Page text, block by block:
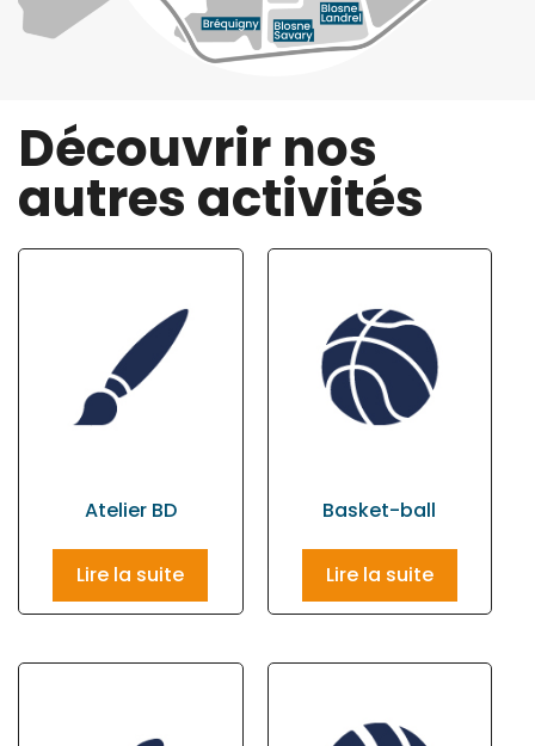
Découvrir nos
autres activités
Atelier BD
Lire la suite
Basket-ball
Lire la suite